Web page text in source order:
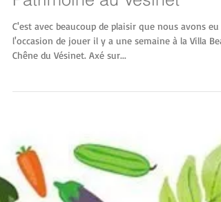
Retour sur les Journées du
Patrimoine au Vésinet
C'est avec beaucoup de plaisir que nous avons eu
Chêne du Vésinet. Axé sur...